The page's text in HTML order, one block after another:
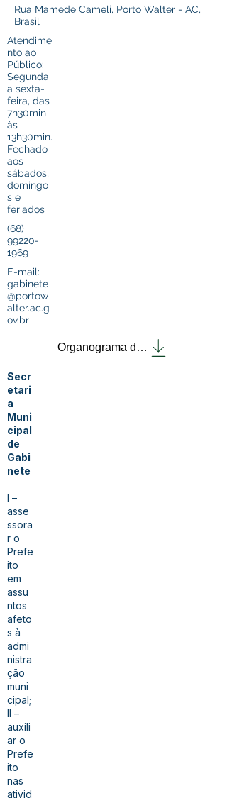
Rua Mamede Cameli, Porto Walter - AC,
Brasil
Atendime
nto ao
Público:
Segunda
a sexta-
feira, das
7h30min
às
13h30min.
Fechado
aos
sábados,
domingo
s e
feriados
(68)
99220-
1969
E-mail:
gabinete
@portow
alter.ac.g
ov.br
Organograma da Secretaria
Secr
etari
a
Muni
cipal
de
Gabi
nete
I –
asse
ssora
r o
Prefe
ito
em
assu
ntos
afeto
s à
admi
nistra
ção
muni
cipal;
II –
auxili
ar o
Prefe
ito
nas
ativid